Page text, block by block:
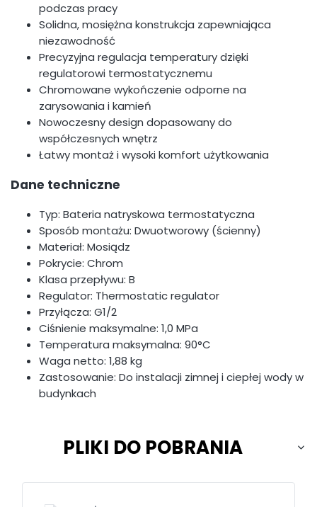
podczas pracy
Solidna, mosiężna konstrukcja zapewniająca
niezawodność
Precyzyjna regulacja temperatury dzięki
regulatorowi termostatycznemu
Chromowane wykończenie odporne na
zarysowania i kamień
Nowoczesny design dopasowany do
współczesnych wnętrz
Łatwy montaż i wysoki komfort użytkowania
Dane techniczne
Typ: Bateria natryskowa termostatyczna
Sposób montażu: Dwuotworowy (ścienny)
Materiał: Mosiądz
Pokrycie: Chrom
Klasa przepływu: B
Regulator: Thermostatic regulator
Przyłącza: G1/2
Ciśnienie maksymalne: 1,0 MPa
Temperatura maksymalna: 90°C
Waga netto: 1,88 kg
Zastosowanie: Do instalacji zimnej i ciepłej wody w
budynkach
PLIKI DO POBRANIA